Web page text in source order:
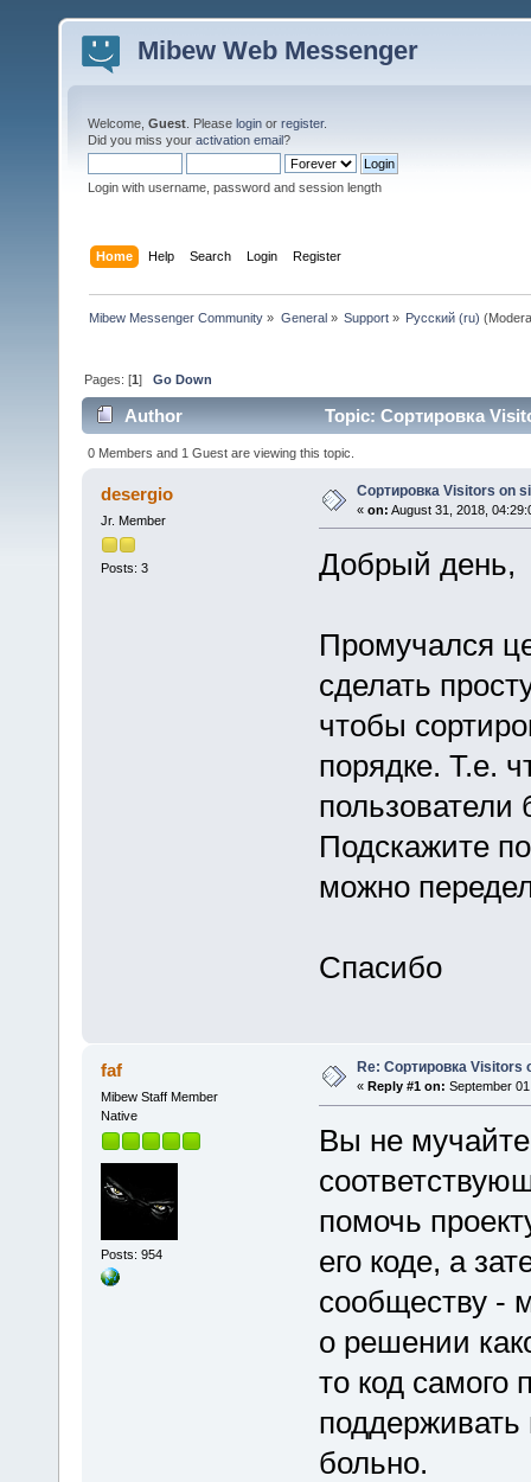
Mibew Web Messenger
Welcome, Guest . Please login or register.
Did you miss your activation email?
Login with username, password and session length
Home Help Search Login Register
Mibew Messenger Community » General» Support» Русский (ru)
Pages: [1]Go Down
Author Topic: Сортировка
0 Members and 1 Guest are viewing this topic.
desergio
Jr. Member
Posts: 3
Сортировка Visitors on
« on: August 31, 2018,
Добрый день,
Промучался
сделать
чтобы
порядке. Т.е.
пользователи
Подскажите
можно
Спасибо
faf
Mibew Staff Member
Native
Posts: 954
Re: Сортировка Visitors
« Reply #1 on: September
Вы не
помочь
его коде, а
сообществу -
о решении
то код самого
поддерживать
больно.